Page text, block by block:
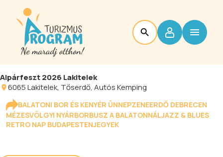
Alpárfeszt 2026 Lakitelek
6065Lakitelek, Tőserdő, Autós Kemping
BALATONI BOR ÉS KENYÉR ÜNNEPZENEERDŐ DEBRECEN
MÉZESVÖLGYI NYÁRBORBUSZ A BALATONNÁLJAZZ & BLUES
RETRO NAP BUDAPESTENJEGYEK